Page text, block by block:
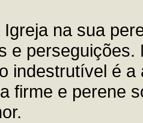
na sua
e
indestrutível é
firme e perene